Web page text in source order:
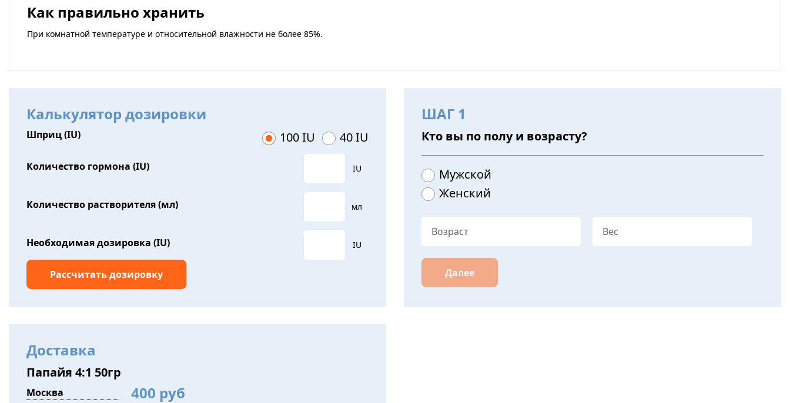
Как правильно хранить
При комнатной температуре и относительной влажности не более 85%.
Калькулятор дозировки
Шприц (IU) 100 IU 40 IU
Количество гормона (IU) IU
Количество растворителя (мл) мл
Необходимая дозировка (IU) IU
ШАГ 1
Кто вы по полу и возрасту?
Мужской
Женский
Далее
Доставка
Папайя 4:1 50гр
400 руб